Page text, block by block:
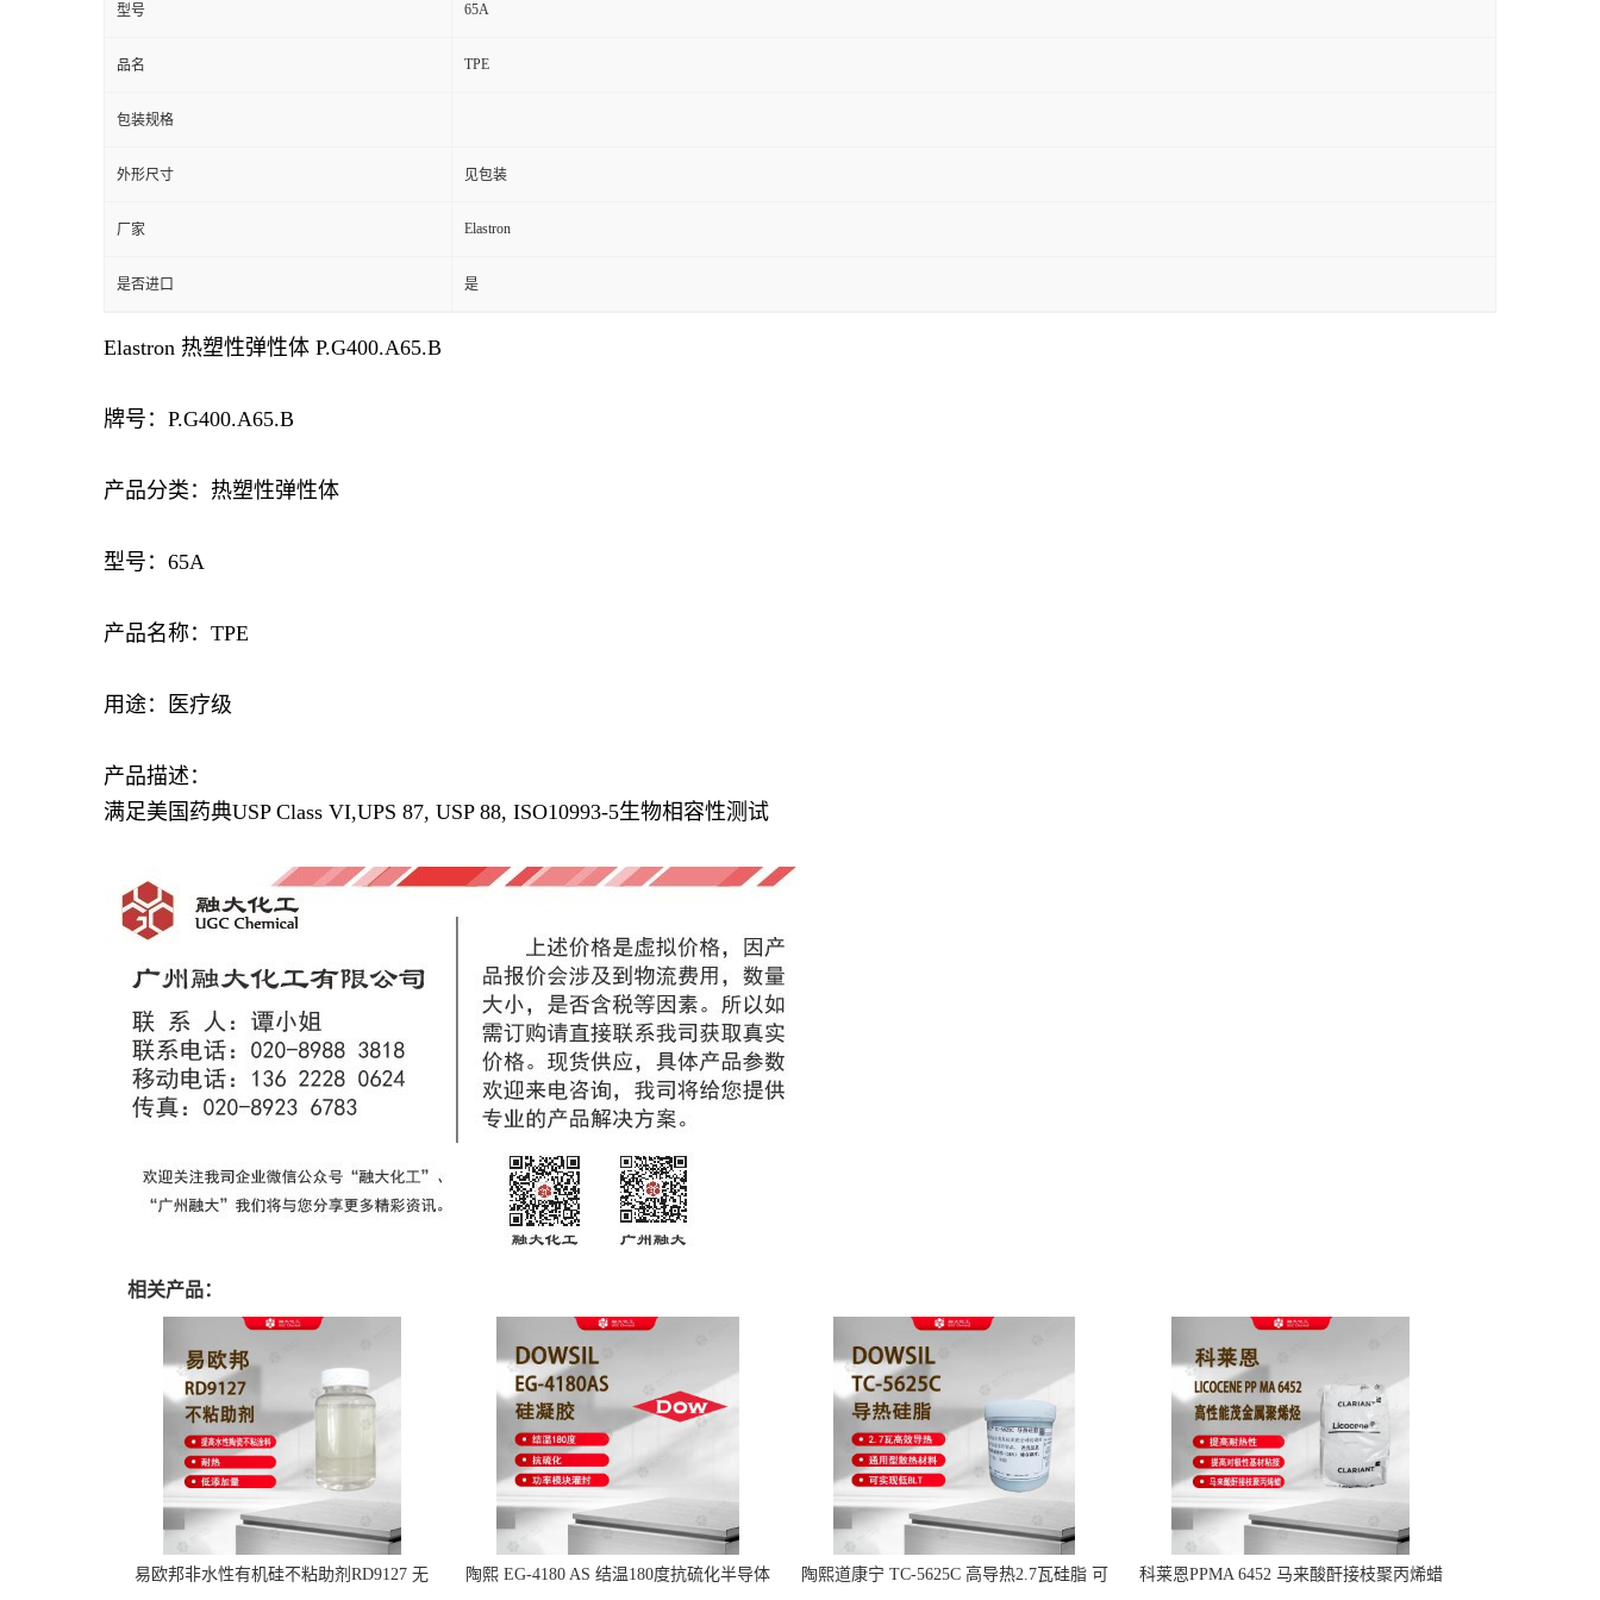
型号 65A
品名 TPE
包装规格
外形尺寸 见包装
厂家 Elastron
是否进口 是
Elastron 热塑性弹性体 P.G400.A65.B
牌号： P.G400.A65.B
产品分类：热塑性弹性体
型号：65A
产品名称：TPE
用途：医疗级
产品描述：
满足美国药典USP Class VI,UPS 87, USP 88, ISO10993-5生物相容性测试
相关产品：
易欧邦非水性有机硅不粘助剂RD9127 无
陶熙 EG-4180 AS 结温180度抗硫化半导体
陶熙道康宁 TC-5625C 高导热2.7瓦硅脂 可
科莱恩PPMA 6452 马来酸酐接枝聚丙烯蜡